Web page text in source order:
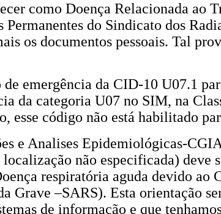
como Doença Relacionada ao
Permanentes do Sindicato dos
os documentos pessoais. Tal
emergência da CID-10 U07.1
da categoria U07 no SIM, na
esse código não está habilitado
e Analises Epidemiológicas-
não especificada)
respiratória aguda devido
Grave –SARS). Esta orientação
de informação e que